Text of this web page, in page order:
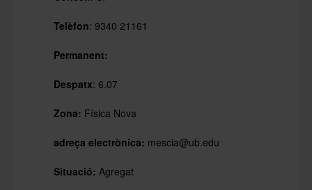
Telèfon: 9340 21161
Permanent:
Despatx: 6.07
Zona: Física Nova
adreça electrònica: mescia@ub.edu
Situació: Agregat